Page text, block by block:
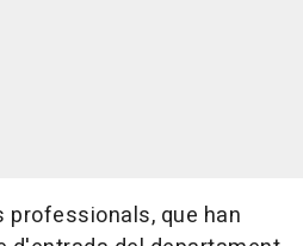
professionals, que han